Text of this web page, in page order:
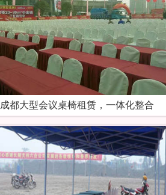
成都大型会议桌椅租赁，一体化整合